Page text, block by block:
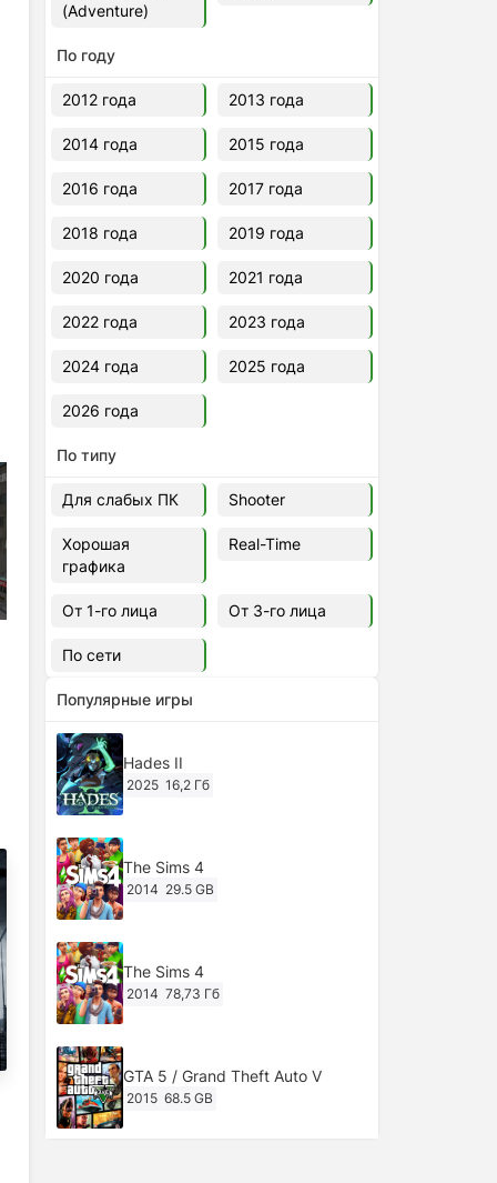
(Adventure)
По году
2012 года 2013 года
2014 года 2015 года
2016 года 2017 года
2018 года 2019 года
2020 года 2021 года
2022 года 2023 года
2024 года 2025 года
2026 года
По типу
Для слабых ПК Shooter
Хорошая
графика
Real-Time
От 1-го лица От 3-го лица
По сети
Популярные игры
Hades II
2025 16,2 Гб
The Sims 4
2014 29.5 GB
The Sims 4
2014 78,73 Гб
GTA 5 / Grand Theft Auto V
2015 68.5 GB